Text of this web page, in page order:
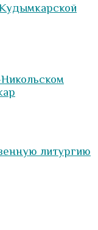
литургию